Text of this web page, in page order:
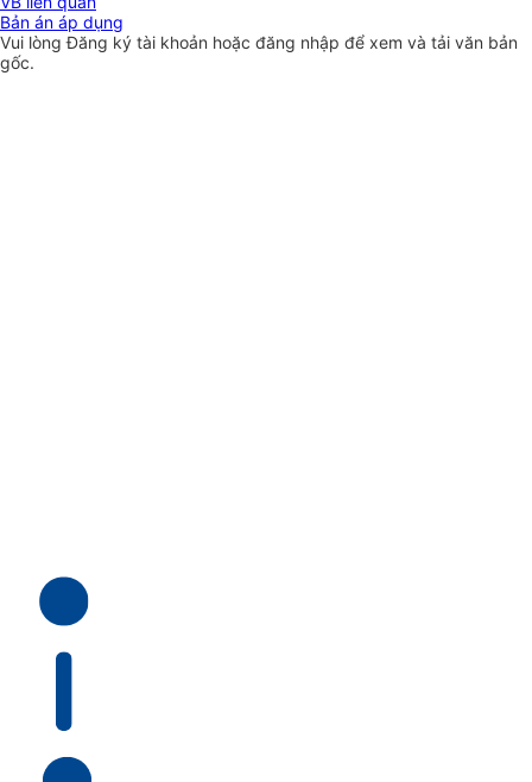
Bản án áp dụng
Vui lòngĐăng ký tài khoản hoặc đăng nhập để xem và tải văn bản
gốc.